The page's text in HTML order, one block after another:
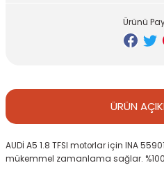
Ürünü
ÜRÜN
AUDİ A5 1.8 TFSI motorlar için INA
mükemmel zamanlama sağlar.